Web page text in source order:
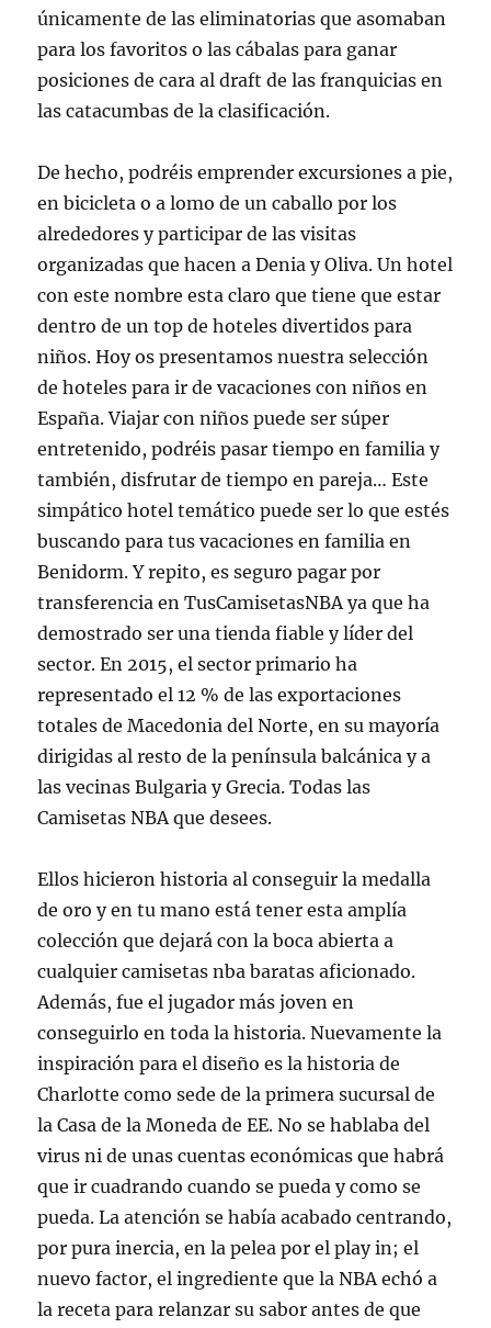
únicamente de las eliminatorias que asomaban
para los favoritos o las cábalas para ganar
posiciones de cara al draft de las franquicias en
las catacumbas de la clasificación.
De hecho, podréis emprender excursiones a pie,
en bicicleta o a lomo de un caballo por los
alrededores y participar de las visitas
organizadas que hacen a Denia y Oliva. Un hotel
con este nombre esta claro que tiene que estar
dentro de un top de hoteles divertidos para
niños. Hoy os presentamos nuestra selección
de hoteles para ir de vacaciones con niños en
España. Viajar con niños puede ser súper
entretenido, podréis pasar tiempo en familia y
también, disfrutar de tiempo en pareja… Este
simpático hotel temático puede ser lo que estés
buscando para tus vacaciones en familia en
Benidorm. Y repito, es seguro pagar por
transferencia en TusCamisetasNBA ya que ha
demostrado ser una tienda fiable y líder del
sector. En 2015, el sector primario ha
representado el 12 % de las exportaciones
totales de Macedonia del Norte, en su mayoría
dirigidas al resto de la península balcánica y a
las vecinas Bulgaria y Grecia. Todas las
Camisetas NBA que desees.
Ellos hicieron historia al conseguir la medalla
de oro y en tu mano está tener esta amplía
colección que dejará con la boca abierta a
cualquier camisetas nba baratas aficionado.
Además, fue el jugador más joven en
conseguirlo en toda la historia. Nuevamente la
inspiración para el diseño es la historia de
Charlotte como sede de la primera sucursal de
la Casa de la Moneda de EE. No se hablaba del
virus ni de unas cuentas económicas que habrá
que ir cuadrando cuando se pueda y como se
pueda. La atención se había acabado centrando,
por pura inercia, en la pelea por el play in; el
nuevo factor, el ingrediente que la NBA echó a
la receta para relanzar su sabor antes de que